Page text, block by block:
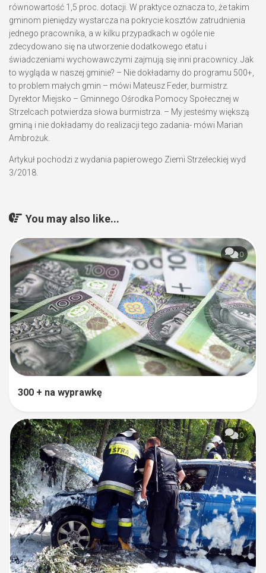
równowartość 1,5 proc. dotacji. W praktyce oznacza to, że takim
gminom pieniędzy wystarcza na pokrycie kosztów zatrudnienia
jednego pracownika, a w kilku przypadkach w ogóle nie
zdecydowano się na utworzenie dodatkowego etatu i
świadczeniami wychowawczymi zajmują się inni pracownicy. Jak
to wygląda w naszej gminie? – Nie dokładamy do programu 500+,
to problem małych gmin – mówi Mateusz Feder, burmistrz.
Dyrektor Miejsko – Gminnego Ośrodka Pomocy Społecznej w
Strzelcach potwierdza słowa burmistrza. – My jesteśmy większą
gminą i nie dokładamy do realizacji tego zadania- mówi Marian
Ambrożuk.
Artykuł pochodzi z wydania papierowego Ziemi Strzeleckiej wyd
3/2018.
You may also like...
0
300 + na wyprawkę
0